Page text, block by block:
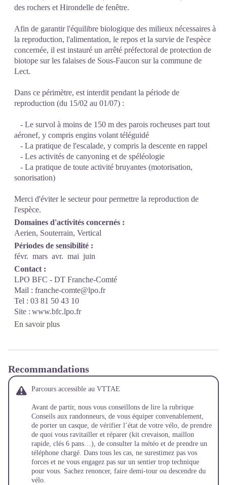
des rochers et Hirondelle de fenêtre.
Afin de garantir l'équilibre biologique des milieux nécessaires à
la reproduction, l'alimentation, le repos et la survie de l'espèce
concernée, il est instauré un arrêté préfectoral de protection de
biotope sur les falaises de Sous-Faucon sur la commune de
Lect.
Dans ce périmètre, est interdit pendant la période de
reproduction (du 15/02 au 01/07) :
- Le survol à moins de 150 m des parois rocheuses part tout
aéronef, y compris engins volant téléguidé
- La pratique de l'escalade, y compris la descente en rappel
- Les activités de canyoning et de spéléologie
- La pratique de toute activité bruyantes (motorisation,
sonorisation)
Merci d'éviter le secteur pour permettre la reproduction de
l'espèce.
Domaines d'activités concernés :
Aerien, Souterrain, Vertical
Périodes de sensibilité :
févr. mars avr. mai juin
Contact :
LPO BFC - DT Franche-Comté
Mail : franche-comte@lpo.fr
Tel : 03 81 50 43 10
Site : www.bfc.lpo.fr
En savoir plus
Recommandations
Parcours accessible au VTTAE
Avant de partir, nous vous conseillons de lire la rubrique
Conseils aux randonneurs, de vous équiper convenablement,
de porter un casque, de vérifier l’état de votre vélo, de prendre
de quoi vous ravitailler et réparer (kit crevaison, maillon
rapide, clés 6 pans…), de consulter la météo et de prendre un
téléphone chargé. Dans tous les cas, ne surestimez pas vos
forces et ne vous engagez pas sur un sentier trop technique
pour vous. Sachez renoncer, faire demi-tour ou descendre du
vélo.